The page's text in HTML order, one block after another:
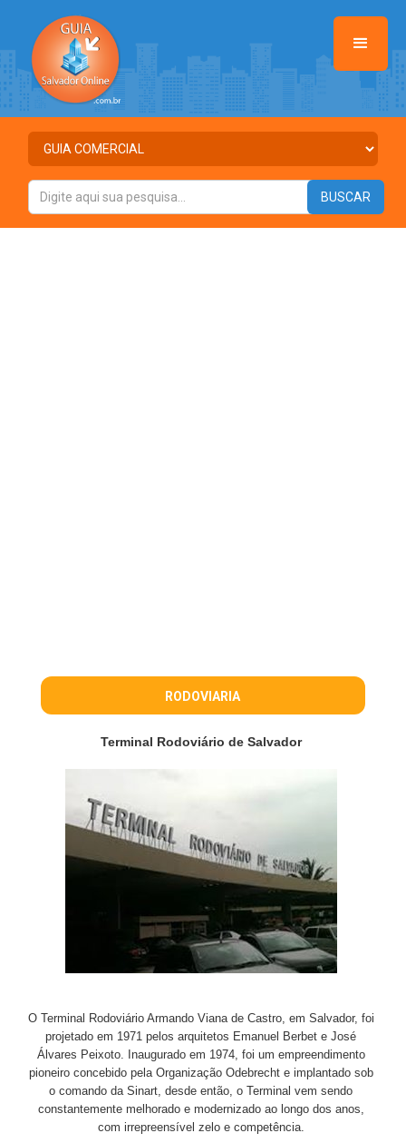
RODOVIARIA
Terminal Rodoviário de Salvador
O Terminal Rodoviário Armando Viana de Castro, em Salvador, foi
projetado em 1971 pelos arquitetos Emanuel Berbet e José
Álvares Peixoto. Inaugurado em 1974, foi um empreendimento
pioneiro concebido pela Organização Odebrecht e implantado sob
o comando da Sinart, desde então, o Terminal vem sendo
constantemente melhorado e modernizado ao longo dos anos,
com irrepreensível zelo e competência.